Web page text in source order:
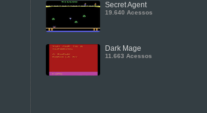
Secret Agent
19.640 Acessos
Dark Mage
11.663 Acessos